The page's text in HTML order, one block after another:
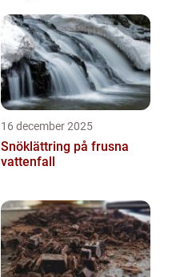
16 december 2025
Snöklättring på frusna
vattenfall